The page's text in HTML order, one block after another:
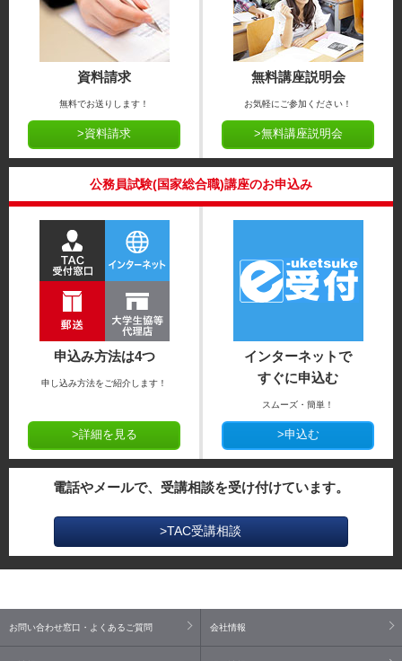
資料請求
無料でお送りします！
>資料請求
無料講座説明会
お気軽にご参加ください！
>無料講座説明会
公務員試験(国家総合職)講座のお申込み
申込み方法は4つ
申し込み方法をご紹介します！
>詳細を見る
インターネットで
すぐに申込む
スムーズ・簡単！
>申込む
電話やメールで、受講相談を受け付けています。
>TAC受講相談
お問い合わせ窓口・よくあるご質問 会社情報